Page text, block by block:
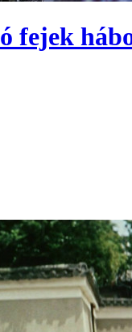
fejek